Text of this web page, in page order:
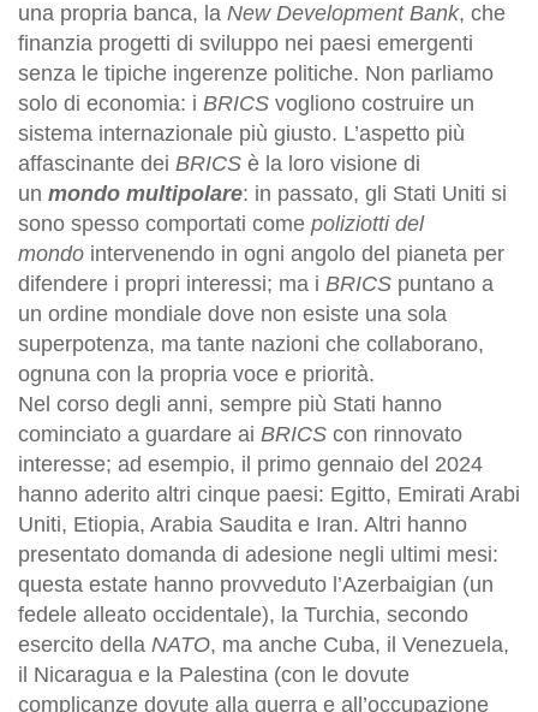
una propria banca, la New Development Bank, che
finanzia progetti di sviluppo nei paesi emergenti
senza le tipiche ingerenze politiche. Non parliamo
solo di economia: i BRICS vogliono costruire un
sistema internazionale più giusto. L’aspetto più
affascinante dei BRICS è la loro visione di
un mondo multipolare: in passato, gli Stati Uniti si
sono spesso comportati come poliziotti del
mondo intervenendo in ogni angolo del pianeta per
difendere i propri interessi; ma i BRICS puntano a
un ordine mondiale dove non esiste una sola
superpotenza, ma tante nazioni che collaborano,
ognuna con la propria voce e priorità.
Nel corso degli anni, sempre più Stati hanno
cominciato a guardare ai BRICS con rinnovato
interesse; ad esempio, il primo gennaio del 2024
hanno aderito altri cinque paesi: Egitto, Emirati Arabi
Uniti, Etiopia, Arabia Saudita e Iran. Altri hanno
presentato domanda di adesione negli ultimi mesi:
questa estate hanno provveduto l’Azerbaigian (un
fedele alleato occidentale), la Turchia, secondo
esercito della NATO, ma anche Cuba, il Venezuela,
il Nicaragua e la Palestina (con le dovute
complicanze dovute alla guerra e all’occupazione